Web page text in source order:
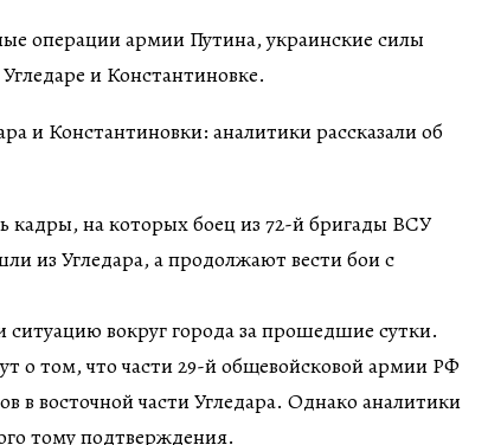
операции армии Путина, украинские силы
и Константиновке.
кадры, на которых боец из 72-й бригады ВСУ
из Угледара, а продолжают вести бои с
ситуацию вокруг города за прошедшие сутки.
о том, что части 29-й общевойсковой армии РФ
в восточной части Угледара. Однако аналитики
тому подтверждения.